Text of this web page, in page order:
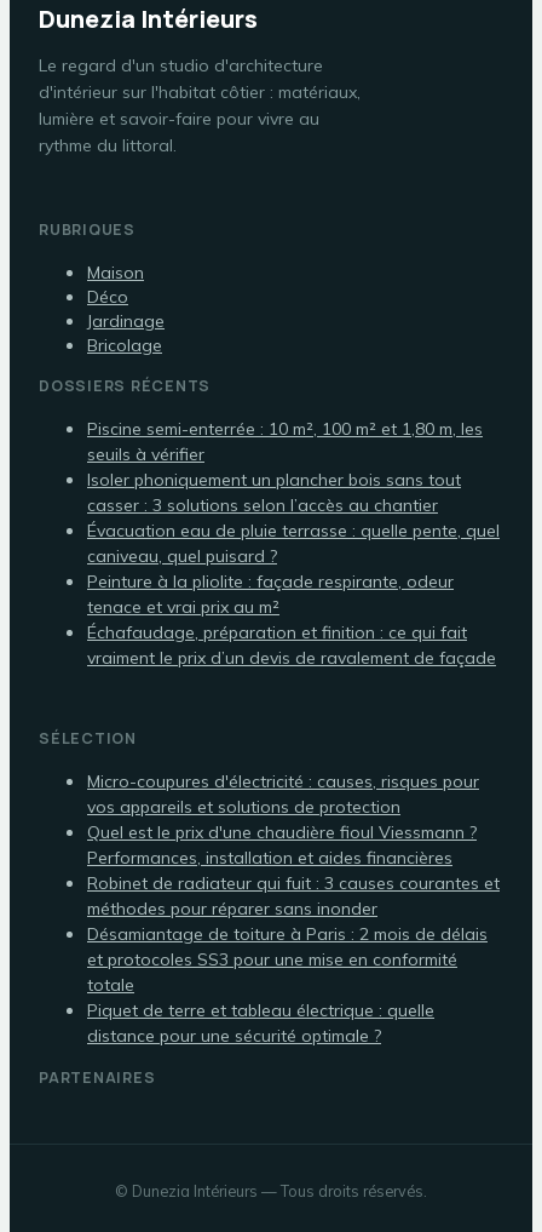
Dunezia Intérieurs
Le regard d'un studio d'architecture
d'intérieur sur l'habitat côtier : matériaux,
lumière et savoir-faire pour vivre au
rythme du littoral.
RUBRIQUES
Maison
Déco
Jardinage
Bricolage
DOSSIERS RÉCENTS
Piscine semi-enterrée : 10 m², 100 m² et 1,80 m, les
seuils à vérifier
Isoler phoniquement un plancher bois sans tout
casser : 3 solutions selon l’accès au chantier
Évacuation eau de pluie terrasse : quelle pente, quel
caniveau, quel puisard ?
Peinture à la pliolite : façade respirante, odeur
tenace et vrai prix au m²
Échafaudage, préparation et finition : ce qui fait
vraiment le prix d’un devis de ravalement de façade
SÉLECTION
Micro-coupures d'électricité : causes, risques pour
vos appareils et solutions de protection
Quel est le prix d'une chaudière fioul Viessmann ?
Performances, installation et aides financières
Robinet de radiateur qui fuit : 3 causes courantes et
méthodes pour réparer sans inonder
Désamiantage de toiture à Paris : 2 mois de délais
et protocoles SS3 pour une mise en conformité
totale
Piquet de terre et tableau électrique : quelle
distance pour une sécurité optimale ?
PARTENAIRES
© Dunezia Intérieurs — Tous droits réservés.